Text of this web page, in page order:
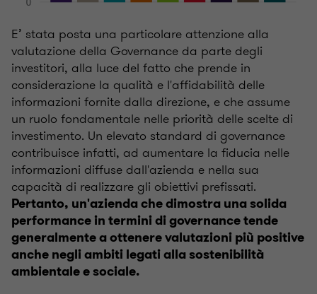
E’ stata posta una particolare attenzione alla
valutazione della Governance da parte degli
investitori, alla luce del fatto che prende in
considerazione la qualità e l'affidabilità delle
informazioni fornite dalla direzione, e che assume
un ruolo fondamentale nelle priorità delle scelte di
investimento. Un elevato standard di governance
contribuisce infatti, ad aumentare la fiducia nelle
informazioni diffuse dall'azienda e nella sua
capacità di realizzare gli obiettivi prefissati.
Pertanto, un'azienda che dimostra una solida
performance in termini di governance tende
generalmente a ottenere valutazioni più positive
anche negli ambiti legati alla sostenibilità
ambientale e sociale.